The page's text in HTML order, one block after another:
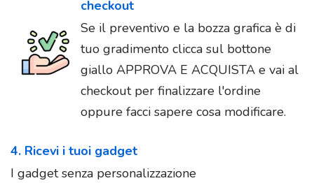
checkout
Se il preventivo e la bozza grafica è di
tuo gradimento clicca sul bottone
giallo APPROVA E ACQUISTA e vai al
checkout per finalizzare l'ordine
oppure facci sapere cosa modificare.
4. Ricevi i tuoi gadget
I gadget senza personalizzazione